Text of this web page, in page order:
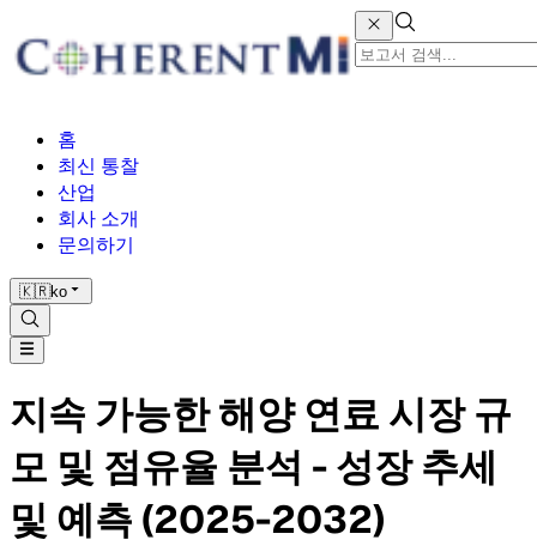
홈
최신 통찰
산업
회사 소개
문의하기
🇰🇷ko
지속 가능한 해양 연료 시장 규
모 및 점유율 분석 - 성장 추세
및 예측 (2025-2032)